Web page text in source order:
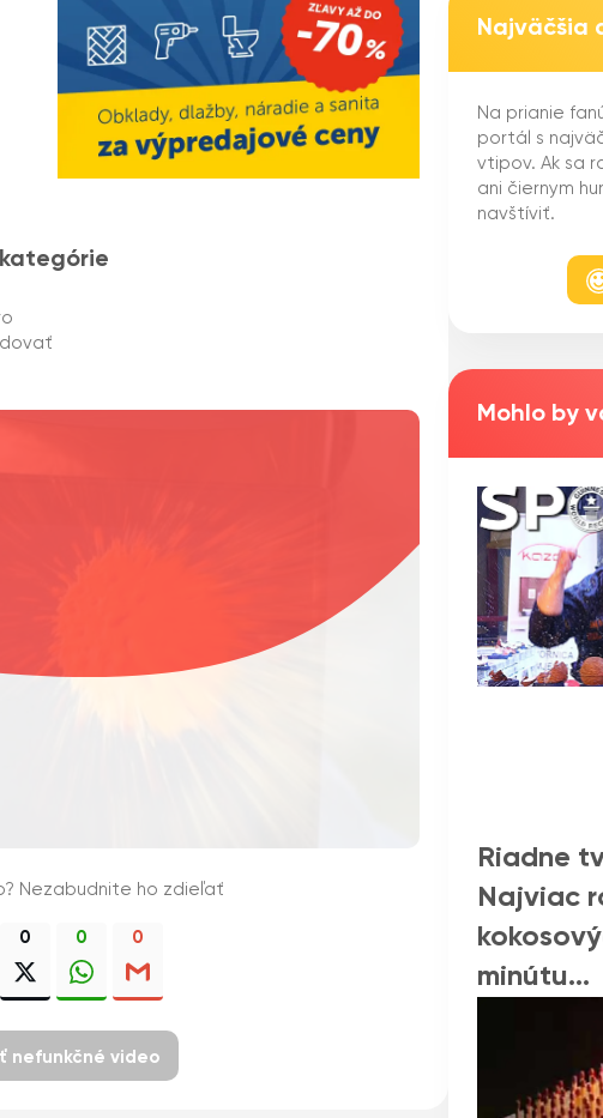
Nezabudnite ho zdieľať
0 0 0
nefunkčné video
Najväčšia
Na prianie
portál s
vtipov. Ak sa
ani čiernym
navštíviť.
Mohlo by
Riadne
Najviac
minútu…